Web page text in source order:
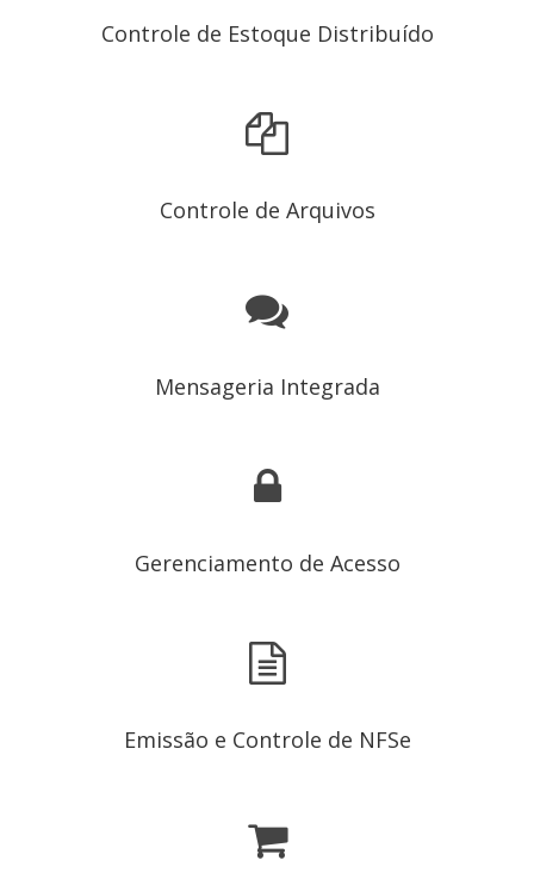
Controle de Estoque Distribuído
Controle de Arquivos
Mensageria Integrada
Gerenciamento de Acesso
Emissão e Controle de NFSe